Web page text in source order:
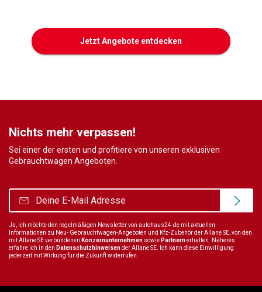
Jetzt Angebote entdecken
Nichts mehr verpassen!
Sei einer der ersten und profitiere von unseren exklusiven
Gebrauchtwagen Angeboten.
Ja, ich möchte den regelmäßigen Newsletter von autohaus24.de mit aktuellen
Informationen zu Neu- Gebrauchtwagen-Angeboten und Kfz-Zubehör der Allane SE, von den
mit Allane SE verbundenen Konzernunternehmen sowie Partnernerhalten. Näheres
erfahre ich in den Datenschutzhinweisender Allane SE. Ich kann diese Einwilligung
jederzeit mit Wirkung für die Zukunft widerrufen.